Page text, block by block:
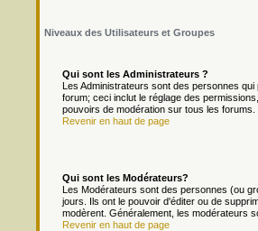
Niveaux des Utilisateurs et Groupes
Qui sont les Administrateurs ?
Les Administrateurs sont des personnes
forum; ceci inclut le réglage des
pouvoirs de modération sur tous les forums.
Revenir en haut de page
Qui sont les Modérateurs?
Les Modérateurs sont des personnes (ou
jours. Ils ont le pouvoir d'éditer ou de
modèrent. Généralement, les modérateurs
Revenir en haut de page